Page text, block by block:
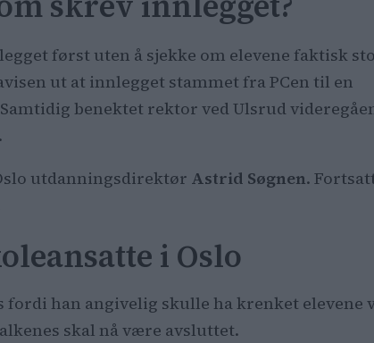
først uten å sjekke om elevene faktisk
ut at innlegget stammet fra PCen til en
benektet rektor ved Ulsrud
utdanningsdirektør Astrid Søgnen.
i Oslo
han angivelig skulle ha krenket elevene
skal nå være avsluttet.